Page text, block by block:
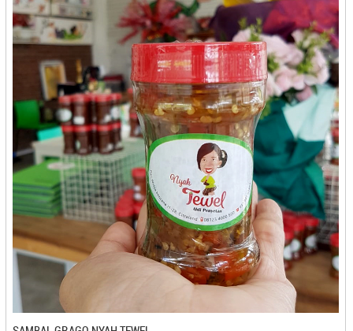
Pie Susu Manggala - Denpasar
Pie Susu Sisy Super Enak - Denpasar
Pie Susu Vanie - Denpasar
Piqpiko Banana Chips & Cassava - Cilacap
PO Oleh - Oleh Alezi - Cirebon
Podojoyo - Mojokerto
Pondok Mantau - Balikpapan
Primadona - Solo
Primarasa Food Industri - Kediri
PT Bandeng Juwana - Semarang
PT Brontoseno - Kediri
PT. Anofood Prima Nusantara - Bogor
PT. Berkat Pangan Abadi - Gresik
PT. Brata Adi Laksana - Bandung
PT. Surya Borneo Higienis - Banjarmasin
PT. Ukhuwah Itu Indah - Makasar
PT. Ukhuwah Itu Indah - Makassar